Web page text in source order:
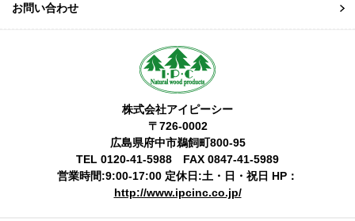
お問い合わせ
株式会社アイピーシー
〒726-0002
広島県府中市鵜飼町800-95
TEL 0120-41-5988 FAX 0847-41-5989
営業時間:9:00-17:00 定休日:土・日・祝日 HP：
http://www.ipcinc.co.jp/